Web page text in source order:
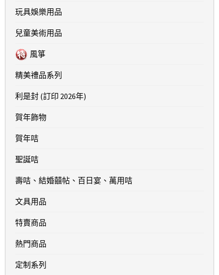
玩具娛樂用品
兒童美術用品
風箏
精美禮品系列
利是封 (訂印 2026年)
賀年飾物
賀年咭
聖誕咭
壽咭、結婚囍帖、百日宴、萬用咭
文具用品
特賣商品
熱門商品
定制系列